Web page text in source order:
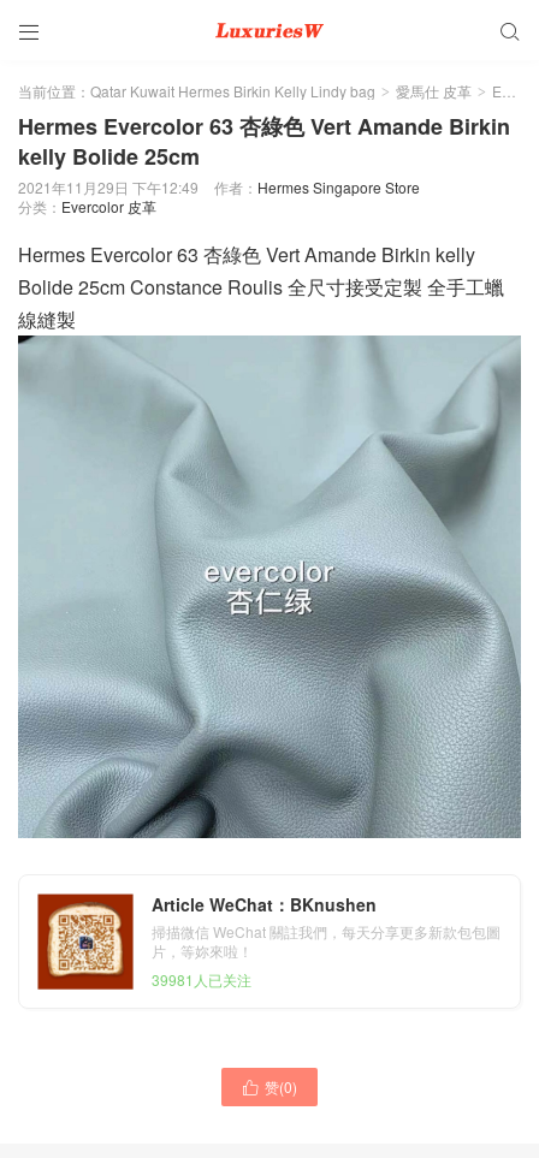
 
当前位置： Qatar Kuwait Hermes Birkin Kelly Lindy bag > 愛馬仕 皮革 > Evercolor 皮革
Hermes Evercolor 63 杏綠色 Vert Amande Birkin
kelly Bolide 25cm
2021年11月29日 下午12:49 作者： Hermes Singapore Store
分类： Evercolor 皮革
Hermes Evercolor 63 杏綠色 Vert Amande Birkin kelly
Bolide 25cm Constance Roulis 全尺寸接受定製 全手工蠟
線縫製
Article WeChat：BKnushen
掃描微信 WeChat 關註我們，每天分享更多新款包包圖
片，等妳來啦！
39981人已关注
 赞(0)